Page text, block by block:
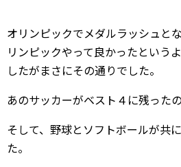
オリンピックでメダルラッシュと
リンピックやって良かったという
したがまさにその通りでした。
あのサッカーがベスト４に残った
そして、野球とソフトボールが共
た。